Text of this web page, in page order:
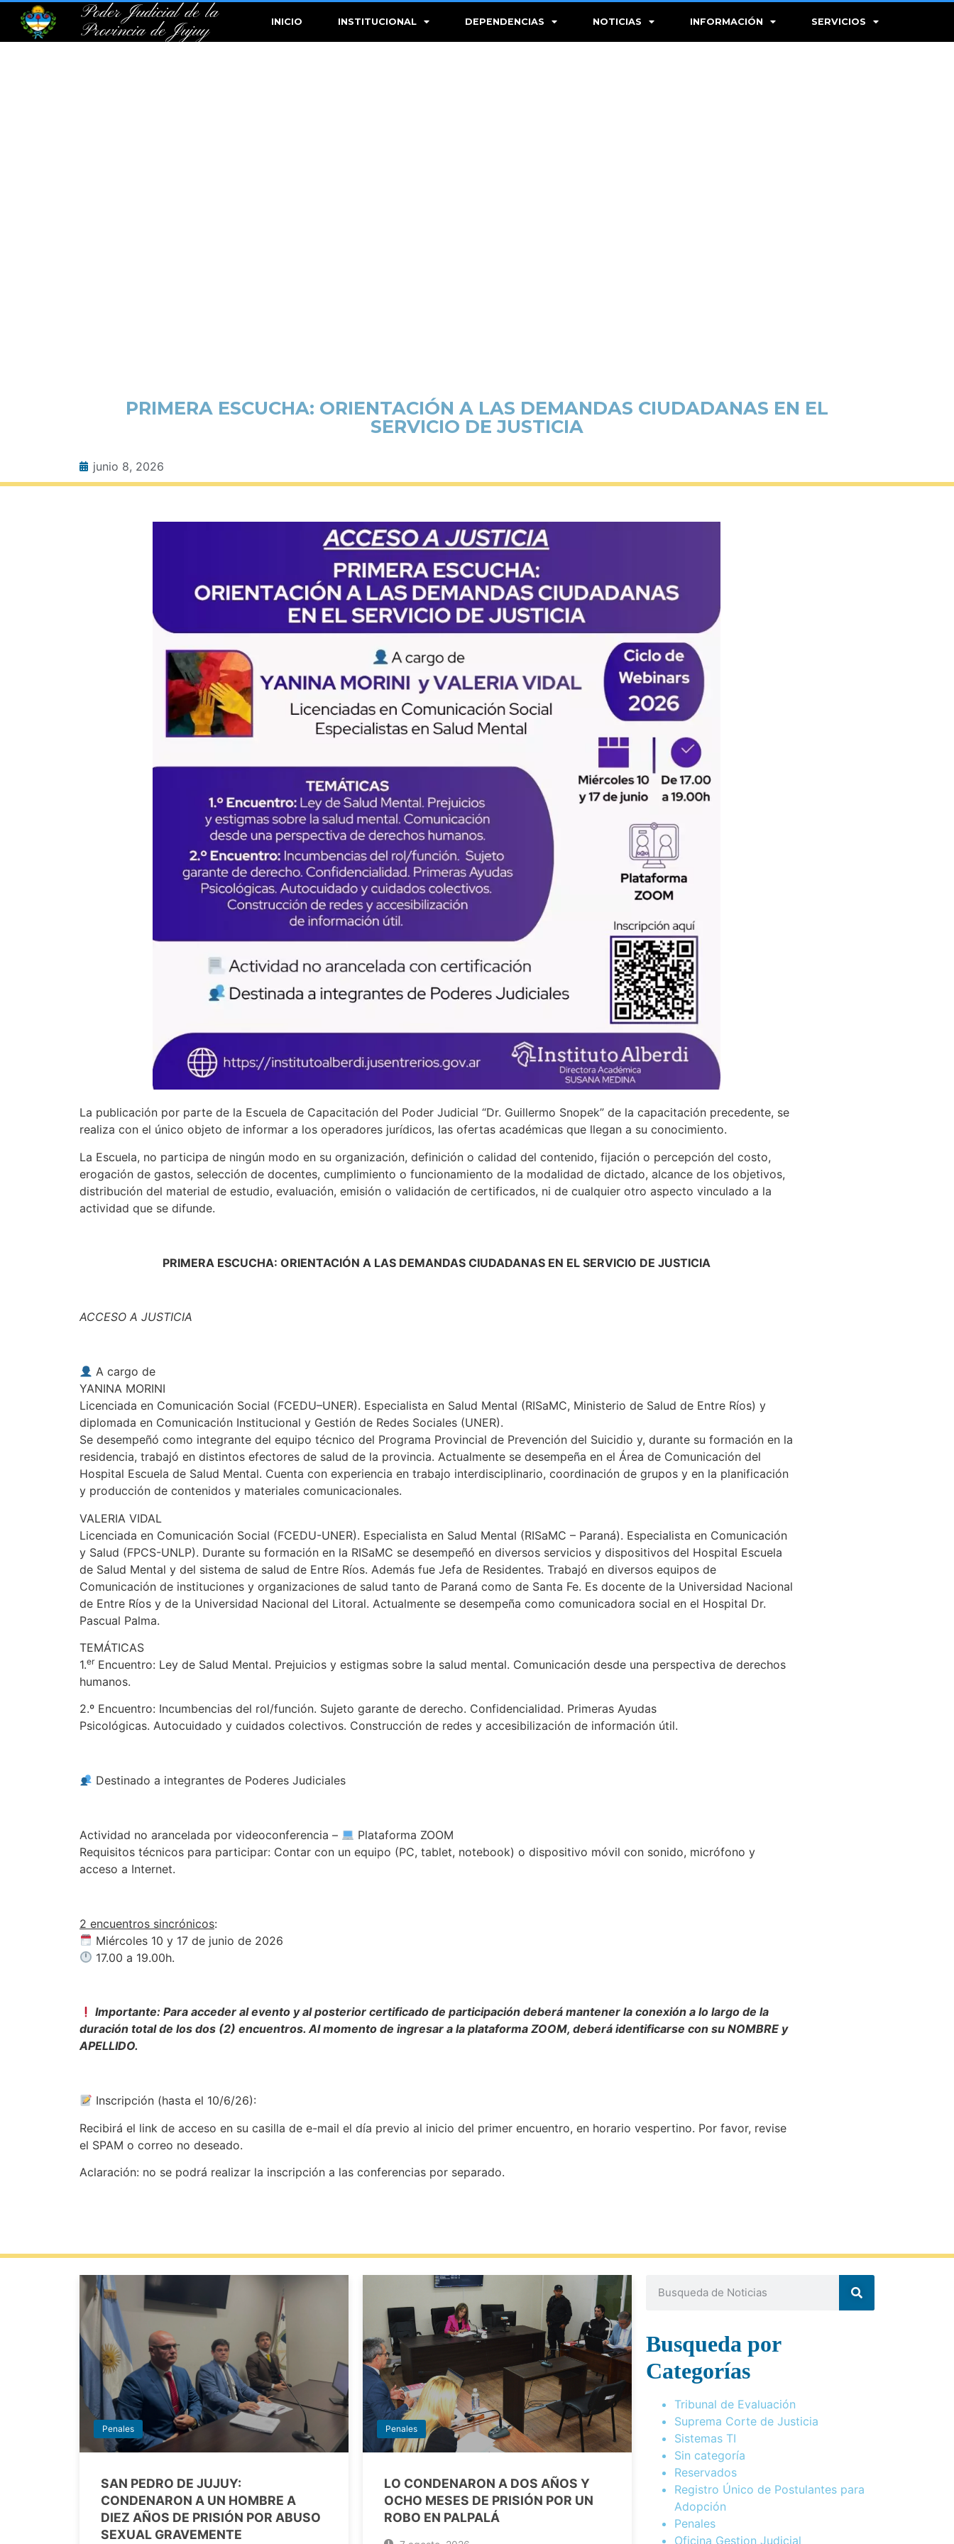
Poder Judicial de la
Provincia de Jujuy
INICIO INSTITUCIONAL DEPENDENCIAS NOTICIAS INFORMACIÓN SERVICIOS
PRIMERA ESCUCHA: ORIENTACIÓN A LAS DEMANDAS CIUDADANAS EN EL
SERVICIO DE JUSTICIA
junio 8, 2026
La publicación por parte de la Escuela de Capacitación del Poder Judicial “Dr. Guillermo Snopek” de la capacitación precedente, se
realiza con el único objeto de informar a los operadores jurídicos, las ofertas académicas que llegan a su conocimiento.
La Escuela, no participa de ningún modo en su organización, definición o calidad del contenido, fijación o percepción del costo,
erogación de gastos, selección de docentes, cumplimiento o funcionamiento de la modalidad de dictado, alcance de los objetivos,
distribución del material de estudio, evaluación, emisión o validación de certificados, ni de cualquier otro aspecto vinculado a la
actividad que se difunde.
PRIMERA ESCUCHA: ORIENTACIÓN A LAS DEMANDAS CIUDADANAS EN EL SERVICIO DE JUSTICIA
ACCESO A JUSTICIA
A cargo de
YANINA MORINI
Licenciada en Comunicación Social (FCEDU–UNER). Especialista en Salud Mental (RISaMC, Ministerio de Salud de Entre Ríos) y
diplomada en Comunicación Institucional y Gestión de Redes Sociales (UNER).
Se desempeñó como integrante del equipo técnico del Programa Provincial de Prevención del Suicidio y, durante su formación en la
residencia, trabajó en distintos efectores de salud de la provincia. Actualmente se desempeña en el Área de Comunicación del
Hospital Escuela de Salud Mental. Cuenta con experiencia en trabajo interdisciplinario, coordinación de grupos y en la planificación
y producción de contenidos y materiales comunicacionales.
VALERIA VIDAL
Licenciada en Comunicación Social (FCEDU-UNER). Especialista en Salud Mental (RISaMC – Paraná). Especialista en Comunicación
y Salud (FPCS-UNLP). Durante su formación en la RISaMC se desempeñó en diversos servicios y dispositivos del Hospital Escuela
de Salud Mental y del sistema de salud de Entre Ríos. Además fue Jefa de Residentes. Trabajó en diversos equipos de
Comunicación de instituciones y organizaciones de salud tanto de Paraná como de Santa Fe. Es docente de la Universidad Nacional
de Entre Ríos y de la Universidad Nacional del Litoral. Actualmente se desempeña como comunicadora social en el Hospital Dr.
Pascual Palma.
TEMÁTICAS
1.erEncuentro: Ley de Salud Mental. Prejuicios y estigmas sobre la salud mental. Comunicación desde una perspectiva de derechos
humanos.
2.º Encuentro: Incumbencias del rol/función. Sujeto garante de derecho. Confidencialidad. Primeras Ayudas
Psicológicas. Autocuidado y cuidados colectivos. Construcción de redes y accesibilización de información útil.
Destinado a integrantes de Poderes Judiciales
Actividad no arancelada por videoconferencia –
Plataforma ZOOM
Requisitos técnicos para participar: Contar con un equipo (PC, tablet, notebook) o dispositivo móvil con sonido, micrófono y
acceso a Internet.
2 encuentros sincrónicos:
Miércoles 10 y 17 de junio de 2026
17.00 a 19.00h.
Importante: Para acceder al evento y al posterior certificado de participación deberá mantener la conexión a lo largo de la
duración total de los dos (2) encuentros. Al momento de ingresar a la plataforma ZOOM, deberá identificarse con su NOMBRE y
APELLIDO.
Inscripción (hasta el 10/6/26):
Recibirá el link de acceso en su casilla de e-mail el día previo al inicio del primer encuentro, en horario vespertino. Por favor, revise
el SPAM o correo no deseado.
Aclaración: no se podrá realizar la inscripción a las conferencias por separado.
Penales
SAN PEDRO DE JUJUY:
CONDENARON A UN HOMBRE A
DIEZ AÑOS DE PRISIÓN POR ABUSO
SEXUAL GRAVEMENTE
Penales
LO CONDENARON A DOS AÑOS Y
OCHO MESES DE PRISIÓN POR UN
ROBO EN PALPALÁ
Busqueda por
Categorías
Tribunal de Evaluación
Suprema Corte de Justicia
Sistemas TI
Sin categoría
Reservados
Registro Único de Postulantes para
Adopción
Penales
Oficina Gestion Judicial